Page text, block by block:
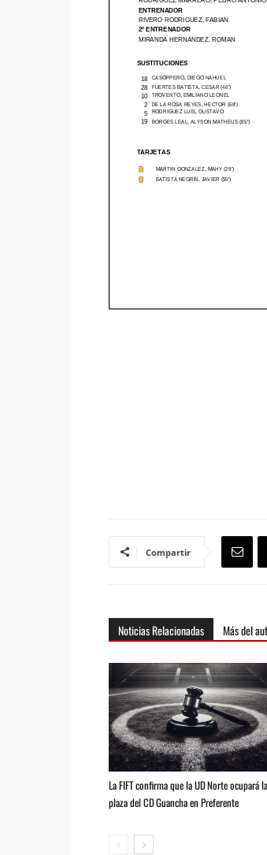
Compartir
Noticias Relacionadas Más del
La FIFT confirma que la UD Norte ocupará la
plaza del CD Guancha en Preferente